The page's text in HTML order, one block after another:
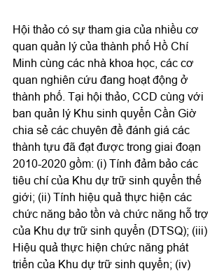
Hội thảo có sự tham gia của nhiều cơ
quan quản lý của thành phố Hồ Chí
Minh cùng các nhà khoa học, các cơ
quan nghiên cứu đang hoạt động ở
thành phố. Tại hội thảo, CCD cùng với
ban quản lý Khu sinh quyển Cần Giờ
chia sẻ các chuyên đề đánh giá các
thành tựu đã đạt được trong giai đoạn
2010-2020 gồm: (i) Tính đảm bảo các
tiêu chí của Khu dự trữ sinh quyển thế
giới; (ii) Tính hiệu quả thực hiện các
chức năng bảo tồn và chức năng hỗ trợ
của Khu dự trữ sinh quyển (DTSQ); (iii)
Hiệu quả thực hiện chức năng phát
triển của Khu dự trữ sinh quyển; (iv)